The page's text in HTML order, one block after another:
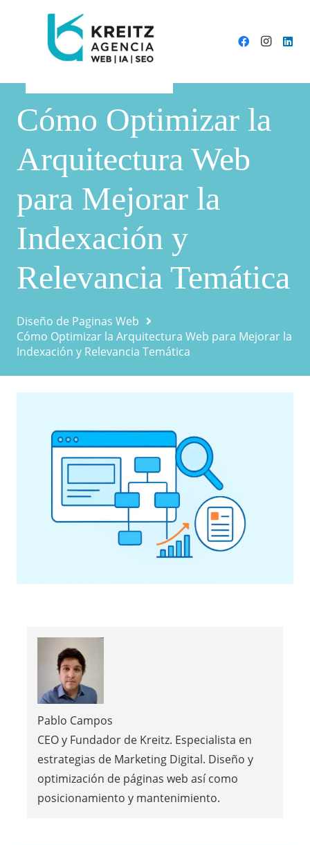
Cómo Optimizar la
Arquitectura Web
para Mejorar la
Indexación y
Relevancia Temática
Diseño de Paginas Web
Cómo Optimizar la Arquitectura Web para Mejorar la
Indexación y Relevancia Temática
Pablo Campos
CEO y Fundador de Kreitz. Especialista en
estrategias de Marketing Digital. Diseño y
optimización de páginas web así como
posicionamiento y mantenimiento.